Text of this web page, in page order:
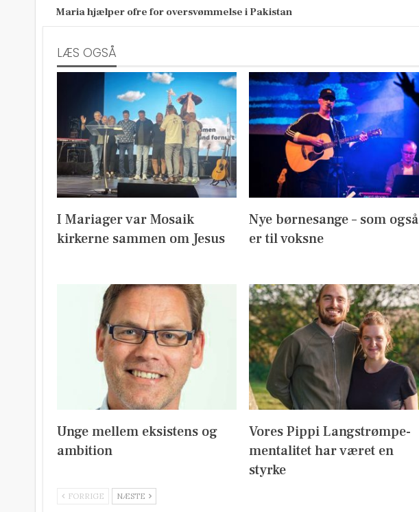
Maria hjælper ofre for oversvømmelse i Pakistan
LÆS OGSÅ
I Mariager var Mosaik
kirkerne sammen om Jesus
Nye børnesange – som også
er til voksne
Unge mellem eksistens og
ambition
Vores Pippi Langstrømpe-
mentalitet har været en
styrke
FORRIGE NÆSTE